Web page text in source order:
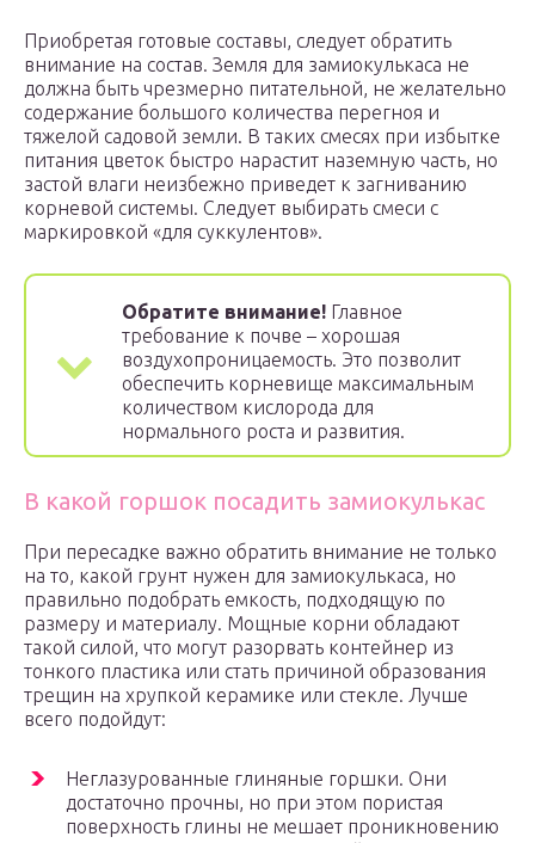
Приобретая готовые составы, следует обратить
внимание на состав. Земля для замиокулькаса не
должна быть чрезмерно питательной, не желательно
содержание большого количества перегноя и
тяжелой садовой земли. В таких смесях при избытке
питания цветок быстро нарастит наземную часть, но
застой влаги неизбежно приведет к загниванию
корневой системы. Следует выбирать смеси с
маркировкой «для суккулентов».
Обратите внимание! Главное
требование к почве – хорошая
воздухопроницаемость. Это позволит
обеспечить корневище максимальным
количеством кислорода для
нормального роста и развития.
В какой горшок посадить замиокулькас
При пересадке важно обратить внимание не только
на то, какой грунт нужен для замиокулькаса, но
правильно подобрать емкость, подходящую по
размеру и материалу. Мощные корни обладают
такой силой, что могут разорвать контейнер из
тонкого пластика или стать причиной образования
трещин на хрупкой керамике или стекле. Лучше
всего подойдут:
Неглазурованные глиняные горшки. Они
достаточно прочны, но при этом пористая
поверхность глины не мешает проникновению